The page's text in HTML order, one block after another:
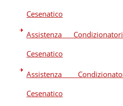
Cesenatico
Assistenza
Cesenatico
Assistenza
Cesenatico